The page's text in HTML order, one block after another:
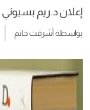
إعلان د.ريم بسيوني
بواسطةأشرقت حاتم